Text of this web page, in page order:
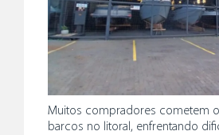
Muitos compradores cometem
barcos no litoral, enfrentando